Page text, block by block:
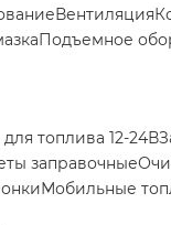
Вентиляция
Подъемное
топлива 12-24В
заправочные
Мобильные